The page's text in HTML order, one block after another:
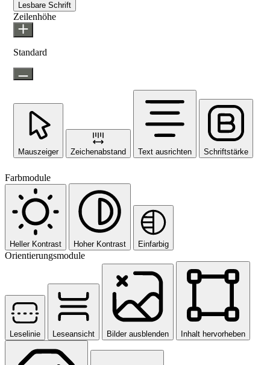
Lesbare Schrift
Zeilenhöhe
Standard
Mauszeiger Zeichenabstand Text ausrichten Schriftstärke
Farbmodule
Heller Kontrast Hoher Kontrast Einfarbig
Orientierungsmodule
Leselinie Leseansicht Bilder ausblenden Inhalt hervorheben